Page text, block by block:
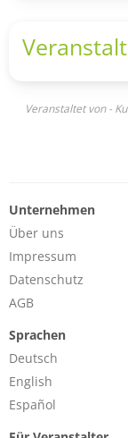
Veranstaltet von -
Unternehmen
Über uns
Impressum
Datenschutz
AGB
Sprachen
Deutsch
English
Español